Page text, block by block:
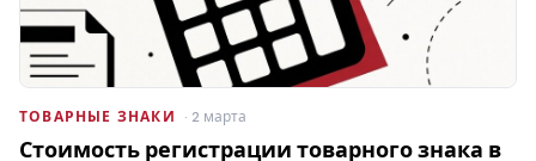
ТОВАРНЫЕ ЗНАКИ · 2 марта
Стоимость регистрации товарного знака в